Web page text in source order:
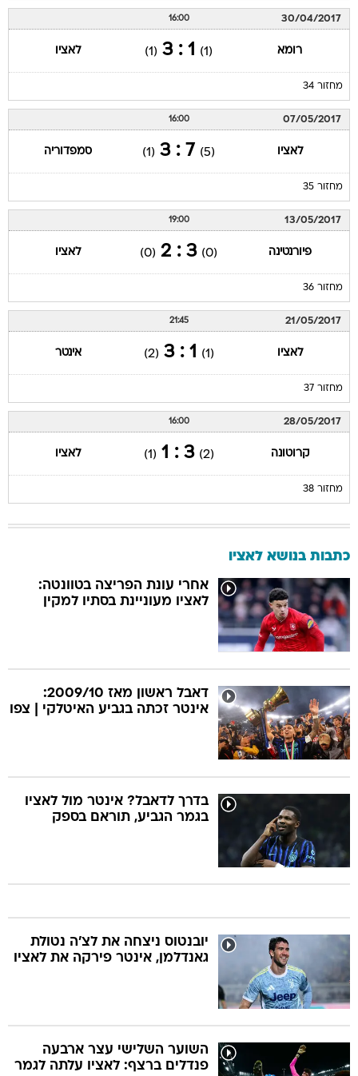
30/04/2017
16:00
רומא (1)
1 : 3
(1) לאציו
מחזור 34
07/05/2017
16:00
לאציו (5)
7 : 3
(1) סמפדוריה
מחזור 35
13/05/2017
19:00
פיורנטינה (0)
3 : 2
(0) לאציו
מחזור 36
21/05/2017
21:45
לאציו (1)
1 : 3
(2) אינטר
מחזור 37
28/05/2017
16:00
קרוטונה (2)
3 : 1
(1) לאציו
מחזור 38
כתבות בנושא לאציו
אחרי עונת הפריצה בטוונטה:
לאציו מעוניינת בסתיו למקין
דאבל ראשון מאז 2009/10:
אינטר זכתה בגביע האיטלקי | צפו
בדרך לדאבל? אינטר מול לאציו
בגמר הגביע, תוראם בספק
יובנטוס ניצחה את לצ'ה נטולת
גאנדלמן, אינטר פירקה את לאציו
השוער השלישי עצר ארבעה
פנדלים ברצף: לאציו עלתה לגמר